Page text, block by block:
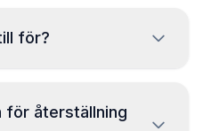
för?
sin radiokod.
Genom att
för återställning